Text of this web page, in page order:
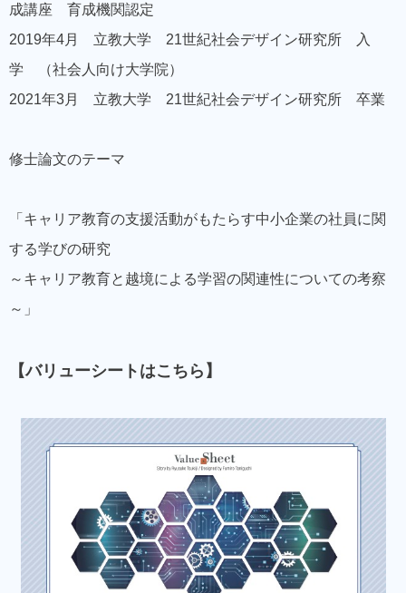
成講座 育成機関認定
2019年4月 立教大学 21世紀社会デザイン研究所 入
学 （社会人向け大学院）
2021年3月 立教大学 21世紀社会デザイン研究所 卒業
修士論文のテーマ
「キャリア教育の支援活動がもたらす中小企業の社員に関
する学びの研究
～キャリア教育と越境による学習の関連性についての考察
～」
【バリューシートはこちら】